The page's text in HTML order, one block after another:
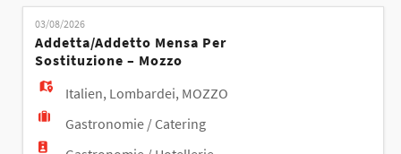
Responsabilità: L'addetta mensa si occuperà di: -
trasporto pasti tra due strutture di bergamo -
servizio mensa, lavaggio e pulizia cucina Requisiti: -
pregressa esp
03/08/2026
Addetta/addetto Mensa Per
Sostituzione – Mozzo
Italien, Lombardei, MOZZO
Gastronomie / Catering